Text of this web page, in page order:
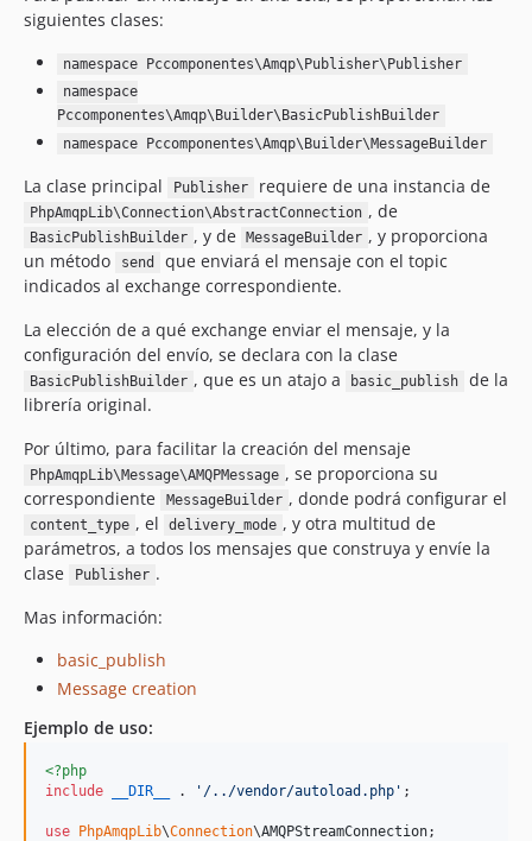
siguientes clases:
namespace Pccomponentes\Amqp\Publisher\Publisher
namespace
Pccomponentes\Amqp\Builder\BasicPublishBuilder
namespace Pccomponentes\Amqp\Builder\MessageBuilder
La clase principal Publisher requiere de una instancia de
PhpAmqpLib\Connection\AbstractConnection , de
BasicPublishBuilder , y de MessageBuilder , y proporciona
un método
send
que enviará el mensaje con el topic
indicados al exchange correspondiente.
La elección de a qué exchange enviar el mensaje, y la
configuración del envío, se declara con la clase
BasicPublishBuilder , que es un atajo a basic_publish
de la
librería original.
Por último, para facilitar la creación del mensaje
PhpAmqpLib\Message\AMQPMessage , se proporciona su
correspondiente
MessageBuilder , donde podrá configurar el
content_type , el delivery_mode , y otra multitud de
parámetros, a todos los mensajes que construya y envíe la
clase
Publisher .
Mas información:
basic_publish
Message creation
Ejemplo de uso:
<?php
include
__DIR__ . ' /../vendor/autoload.php ' ;
use PhpAmqpLib\Connection\AMQPStreamConnection